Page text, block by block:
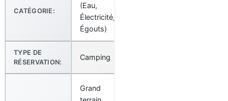
CATÉGORIE:
(Eau,
Électricité,
Égouts)
TYPE DE
RÉSERVATION:
Camping
Grand